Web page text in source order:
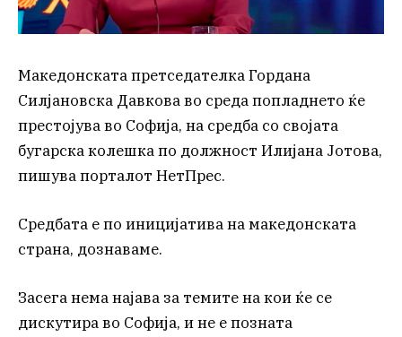
Македонската претседателка Гордана
Силјановска Давкова во среда попладнето ќе
престојува во Софија, на средба со својата
бугарска колешка по должност Илијана Јотова,
пишува порталот НетПрес.
Средбата е по иницијатива на македонската
страна, дознаваме.
Засега нема најава за темите на кои ќе се
дискутира во Софија, и не е позната